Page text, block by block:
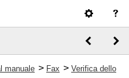
manuale > Fax > Verifica dello